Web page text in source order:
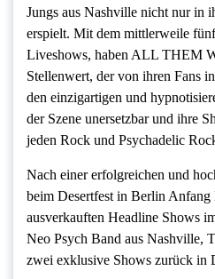
Jungs aus Nashville nicht nur in
erspielt. Mit dem mittlerweile
Liveshows, haben ALL THEM
Stellenwert, der von ihren Fans
den einzigartigen und
der Szene unersetzbar und ihre
jeden Rock und Psychadelic
Nach einer erfolgreichen und
beim Desertfest in Berlin Anfang
ausverkauften Headline Shows
Neo Psych Band aus Nashville,
zwei exklusive Shows zurück in